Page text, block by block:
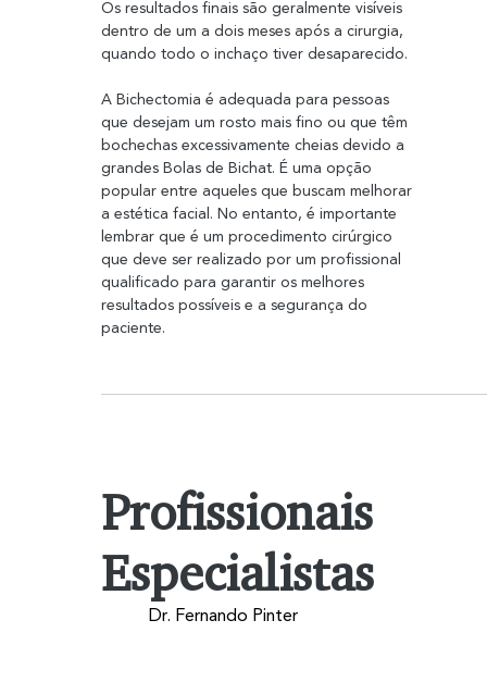
Dr. Fernando Pinter
Profissionais
Especialistas
Os resultados finais são geralmente visíveis
dentro de um a dois meses após a cirurgia,
quando todo o inchaço tiver desaparecido.
A Bichectomia é adequada para pessoas
que desejam um rosto mais fino ou que têm
bochechas excessivamente cheias devido a
grandes Bolas de Bichat. É uma opção
popular entre aqueles que buscam melhorar
a estética facial. No entanto, é importante
lembrar que é um procedimento cirúrgico
que deve ser realizado por um profissional
qualificado para garantir os melhores
resultados possíveis e a segurança do
paciente.